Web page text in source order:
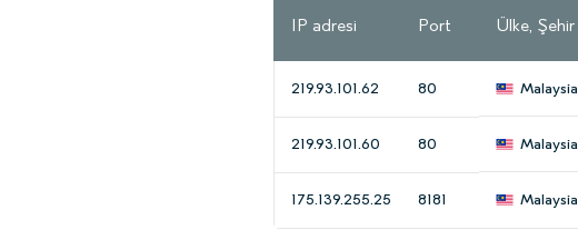
IP adresi Port Ülke, Şehir
219.93.101.62 80 Malaysia
219.93.101.60 80 Malaysia
175.139.255.25 8181 Malaysia